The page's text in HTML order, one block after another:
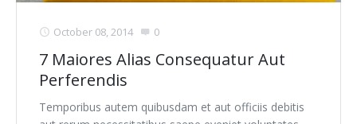
October 08, 2014 0
7 Maiores Alias Consequatur Aut
Perferendis
Temporibus autem quibusdam et aut officiis debitis